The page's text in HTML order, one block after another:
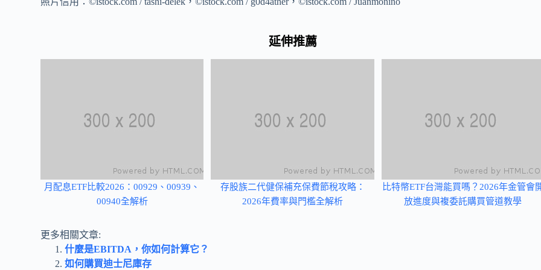
延伸推薦
月配息ETF比較2026：00929、00939、
00940全解析
存股族二代健保補充保費節稅攻略：
2026年費率與門檻全解析
比特幣ETF台灣能買嗎？2026年金管會
放進度與複委託購買管道教學
更多相關文章:
什麼是EBITDA，你如何計算它？
如何購買迪士尼庫存